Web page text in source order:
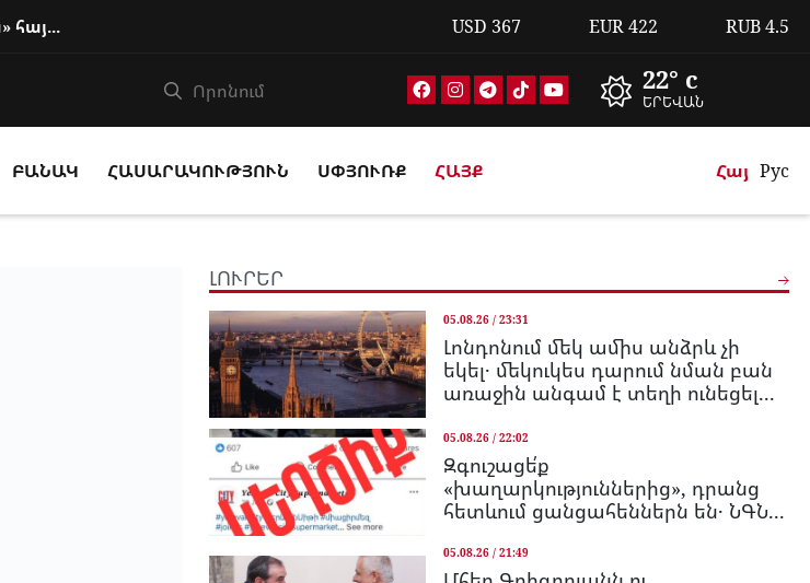
Բաքուն ողջունել է Փաշինյանի «իրական Հայաստան» հայեցակարգը USD 367 EUR422 RUB4.5
22° c
ԵՐԵՎԱՆ
ԲԱՆԱԿ ՀԱՍԱՐԱԿՈՒԹՅՈՒՆ ՍՓՅՈՒՌՔ ՀԱՅՔ Հայ Рус
ԼՈՒՐԵՐ
05.08.26 / 23:31
Լոնդոնում մեկ ամիս անձրև չի
եկել․ մեկուկես դարում նման բան
առաջին անգամ է տեղի ունեցել...
05.08.26 / 22:02
Զգուշացե՛ք
«խաղարկություններից», դրանց
հետևում ցանցահեններն են․ ՆԳՆ...
05.08.26 / 21:49